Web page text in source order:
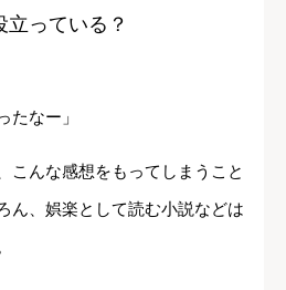
っている？
たなー」
こんな感想をもってしまうこと
ん、娯楽として読む小説などは